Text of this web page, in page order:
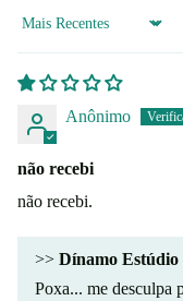
Sort by
Anônimo
não recebi
não recebi.
>> Dínamo Estúdio
Poxa... me desculpa